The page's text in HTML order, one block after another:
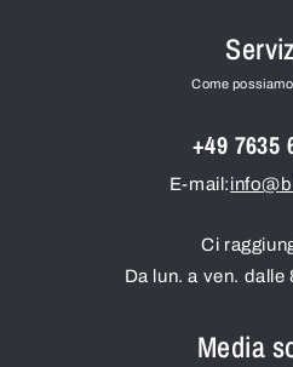
Come
+49 7635
E-mail:
Ci
Da lun. a ven.
Media